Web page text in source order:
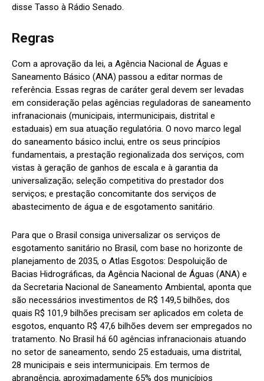
disse Tasso à Rádio Senado.
Regras
Com a aprovação da lei, a Agência Nacional de Águas e
Saneamento Básico (ANA) passou a editar normas de
referência. Essas regras de caráter geral devem ser levadas
em consideração pelas agências reguladoras de saneamento
infranacionais (municipais, intermunicipais, distrital e
estaduais) em sua atuação regulatória. O novo marco legal
do saneamento básico inclui, entre os seus princípios
fundamentais, a prestação regionalizada dos serviços, com
vistas à geração de ganhos de escala e à garantia da
universalização; seleção competitiva do prestador dos
serviços; e prestação concomitante dos serviços de
abastecimento de água e de esgotamento sanitário.
Para que o Brasil consiga universalizar os serviços de
esgotamento sanitário no Brasil, com base no horizonte de
planejamento de 2035, o Atlas Esgotos: Despoluição de
Bacias Hidrográficas, da Agência Nacional de Águas (ANA) e
da Secretaria Nacional de Saneamento Ambiental, aponta que
são necessários investimentos de R$ 149,5 bilhões, dos
quais R$ 101,9 bilhões precisam ser aplicados em coleta de
esgotos, enquanto R$ 47,6 bilhões devem ser empregados no
tratamento. No Brasil há 60 agências infranacionais atuando
no setor de saneamento, sendo 25 estaduais, uma distrital,
28 municipais e seis intermunicipais. Em termos de
abrangência, aproximadamente 65% dos municípios